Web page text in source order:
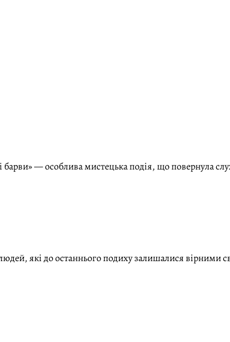
барви» — особлива мистецька подія, що повернула
які до останнього подиху залишалися вірними